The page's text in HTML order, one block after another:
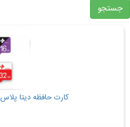
کارت حافظه دیتا پلاس MICRO SDHC CL10